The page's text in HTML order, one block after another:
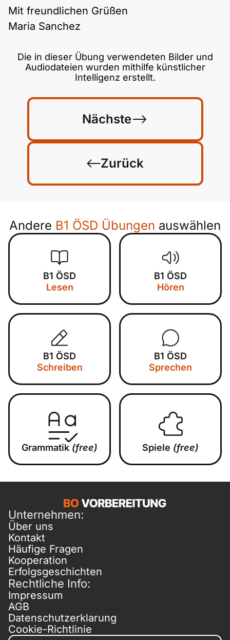
Mit freundlichen Grüßen
Maria Sanchez
Zurück
Nächste
Die in dieser Übung verwendeten Bilder und
Audiodateien wurden mithilfe künstlicher
Intelligenz erstellt.
Andere B1 ÖSD Übungen auswählen
B1 ÖSD
Lesen
B1 ÖSD
Hören
B1 ÖSD
Schreiben
B1 ÖSD
Sprechen
Grammatik (free) Spiele (free)
Unternehmen:
Über uns
Kontakt
Häufige Fragen
Kooperation
Erfolgsgeschichten
Rechtliche Info:
Impressum
AGB
Datenschutzerklarung
Cookie-Richtlinie